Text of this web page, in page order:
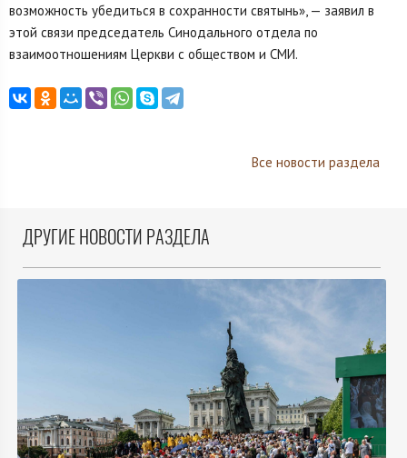
возможность убедиться в сохранности святынь», — заявил в
этой связи председатель Синодального отдела по
взаимоотношениям Церкви с обществом и СМИ.
Все новости раздела
ДРУГИЕ НОВОСТИ РАЗДЕЛА